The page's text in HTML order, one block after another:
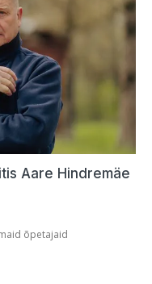
Aare Hindremäe